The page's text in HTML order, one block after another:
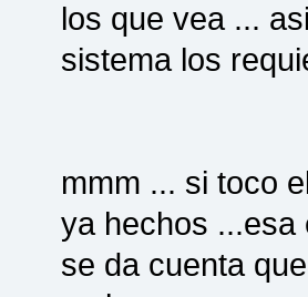
los que vea ...
sistema los
mmm ... si toco
ya hechos ...esa
se da cuenta